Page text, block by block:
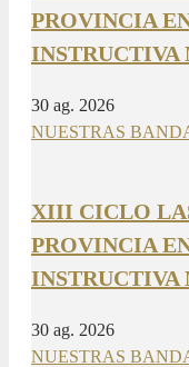
PROVINCIA
INSTRUCTIVA
30 ag. 2026
NUESTRAS
XIII CICLO
PROVINCIA
INSTRUCTIVA
30 ag. 2026
NUESTRAS